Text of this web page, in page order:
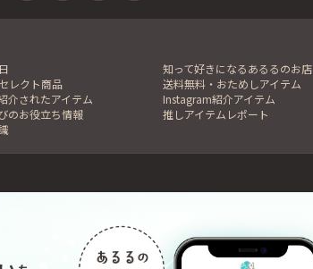
知って好きになるあるるのお店
レクト商品 送料無料・おためしアイテム
介されたアイテム Instagram紹介アイテム
のお役立ち情報 推しアイテムレポート